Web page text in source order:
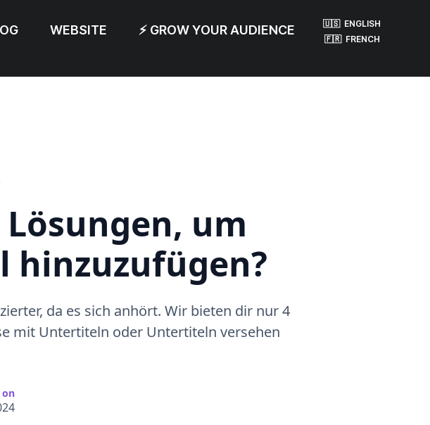
WEBSITE ⚡ GROW YOUR AUDIENCE
🇺🇸 ENGLISH
🇫🇷 FRENCH
um
da es sich anhört. Wir bieten dir nur 4
mit Untertiteln oder Untertiteln versehen
on